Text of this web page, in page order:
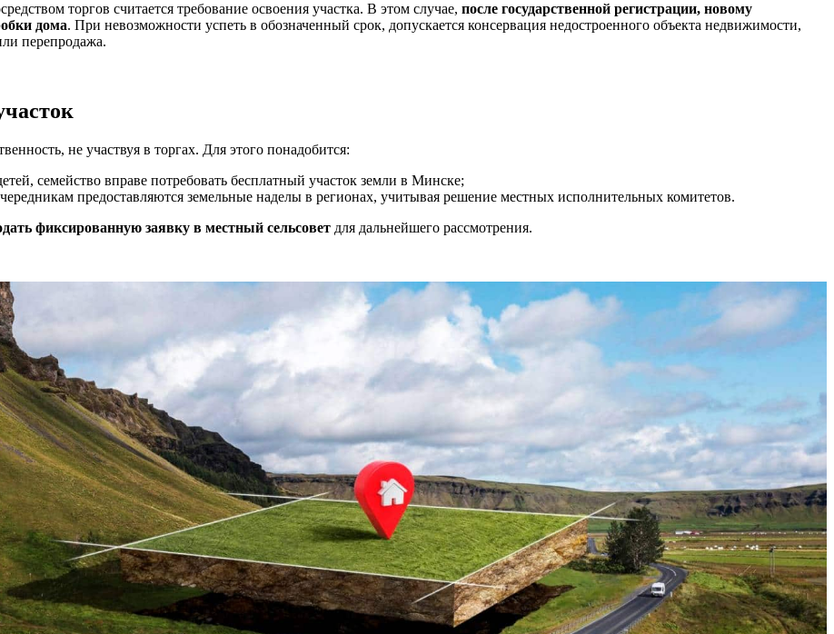
торгов считается требование освоения участка. В этом случае, после государственной регистрации, новому
дома. При невозможности успеть в обозначенный срок, допускается консервация недостроенного объекта недвижимости,
перепродажа.
не участвуя в торгах. Для этого понадобится:
семейство вправе потребовать бесплатный участок земли в Минске;
предоставляются земельные наделы в регионах, учитывая решение местных исполнительных комитетов.
фиксированную заявку в местный сельсовет для дальнейшего рассмотрения.